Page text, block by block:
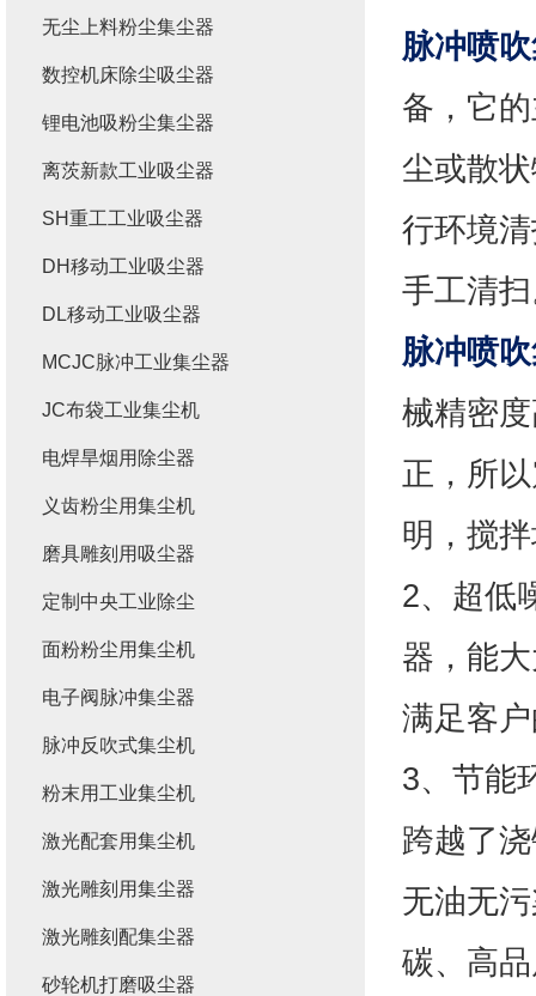
脉冲喷
备，它
尘或散
行环境
手工清
脉冲喷
械精密
正，所
明，搅
2、超低
器，能
满足客
3、节能
跨越了
无油无
碳、高
无尘上料粉尘集尘器
数控机床除尘吸尘器
锂电池吸粉尘集尘器
离茨新款工业吸尘器
SH重工工业吸尘器
DH移动工业吸尘器
DL移动工业吸尘器
MCJC脉冲工业集尘器
JC布袋工业集尘机
电焊旱烟用除尘器
义齿粉尘用集尘机
磨具雕刻用吸尘器
定制中央工业除尘
面粉粉尘用集尘机
电子阀脉冲集尘器
脉冲反吹式集尘机
粉末用工业集尘机
激光配套用集尘机
激光雕刻用集尘器
激光雕刻配集尘器
砂轮机打磨吸尘器